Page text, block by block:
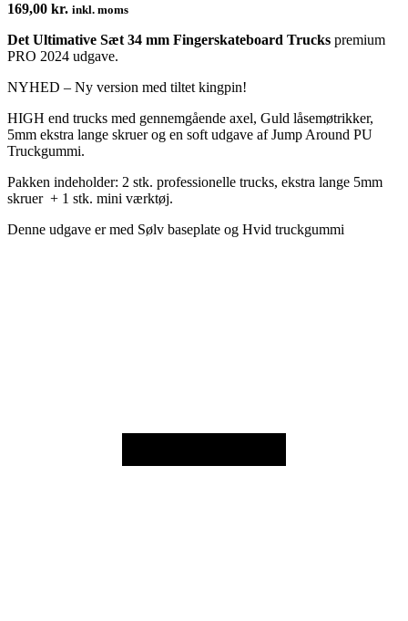
169,00 kr. inkl. moms
Det Ultimative Sæt 34 mm Fingerskateboard Trucks premium
PRO 2024 udgave.
NYHED – Ny version med tiltet kingpin!
HIGH end trucks med gennemgående axel, Guld låsemøtrikker,
5mm ekstra lange skruer og en soft udgave af Jump Around PU
Truckgummi.
Pakken indeholder: 2 stk. professionelle trucks, ekstra lange 5mm
skruer + 1 stk. mini værktøj.
Denne udgave er med Sølv baseplate og Hvid truckgummi